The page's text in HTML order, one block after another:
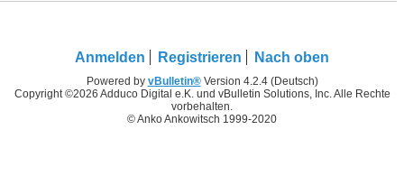
Anmelden Registrieren Nach oben
Powered by vBulletin®Version 4.2.4 (Deutsch)
Copyright ©2026 Adduco Digital e.K. und vBulletin Solutions, Inc. Alle Rechte
vorbehalten.
© Anko Ankowitsch 1999-2020